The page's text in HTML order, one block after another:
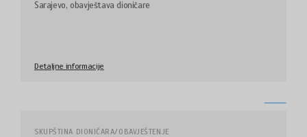
Sarajevo, obavještava dioničare
Detaljne informacije
SKUPŠTINA DIONIČARA/OBAVJEŠTENJE